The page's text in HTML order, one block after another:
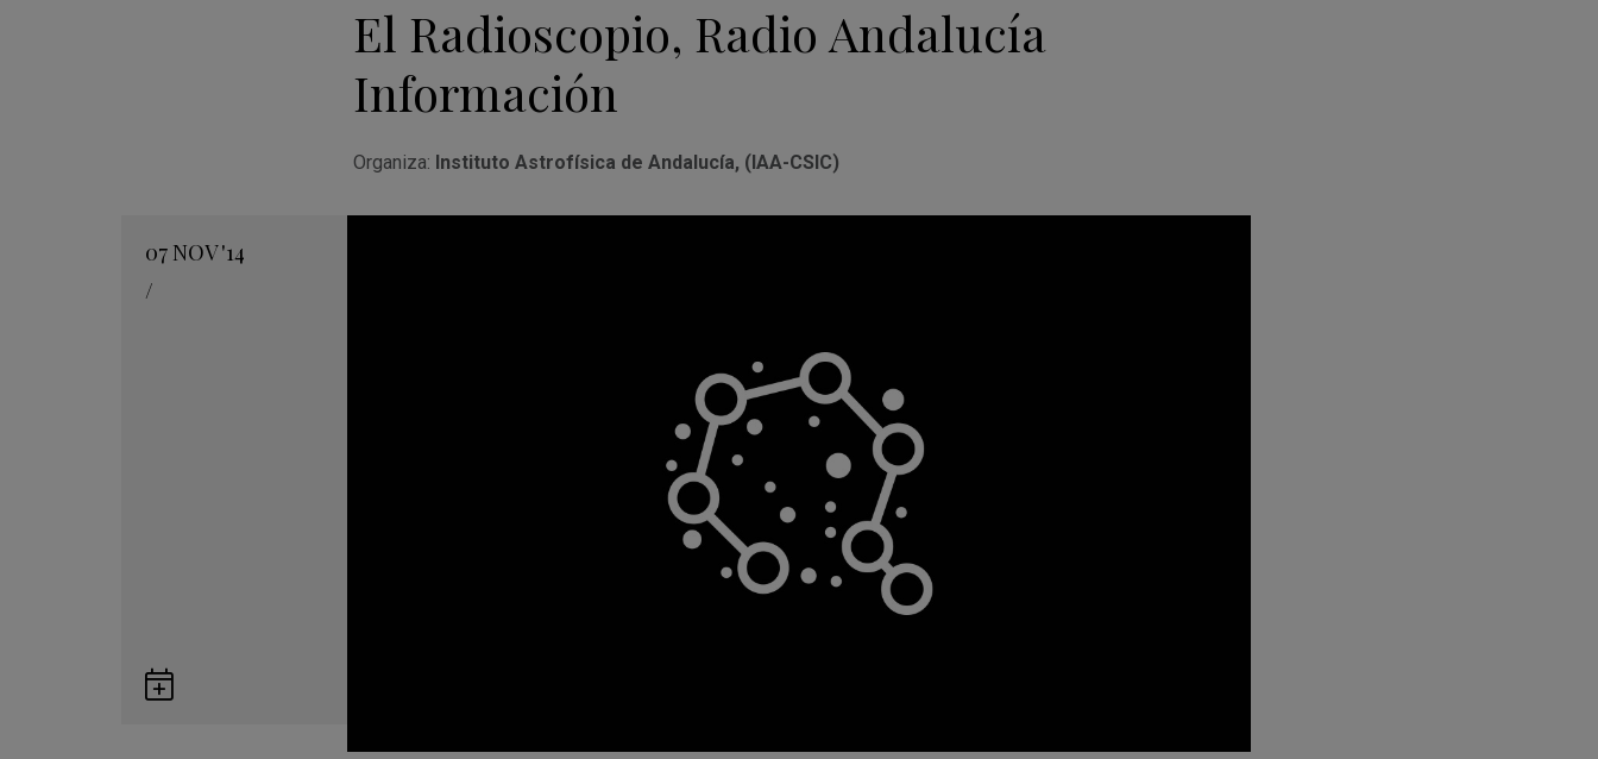
El Radioscopio, Radio Andalucía
Información
Organiza: Instituto Astrofísica de Andalucía, (IAA-CSIC)
07 NOV'14
/
Guardar
en